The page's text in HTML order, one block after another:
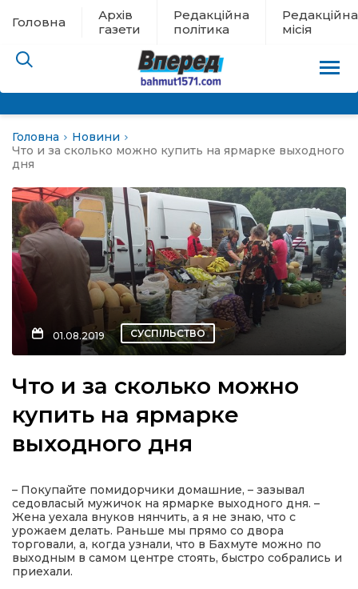
Головна
Архів
газети
Редакційна
політика
Редакційна
місія
евакуації
новини
політика
місія
Головна
Новини
Что и за сколько можно купить на ярмарке выходного
дня
01.08.2019 СУСПІЛЬСТВО
Что и за сколько можно
купить на ярмарке
выходного дня
– Покупайте помидорчики домашние, – зазывал
седовласый мужичок на ярмарке выходного дня. –
Жена уехала внуков нянчить, а я не знаю, что с
урожаем делать. Раньше мы прямо со двора
торговали, а, когда узнали, что в Бахмуте можно по
выходным в самом центре стоять, быстро собрались и
приехали.